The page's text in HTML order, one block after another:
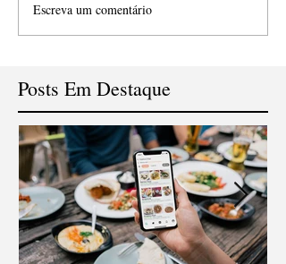
Escreva um comentário
Posts Em Destaque